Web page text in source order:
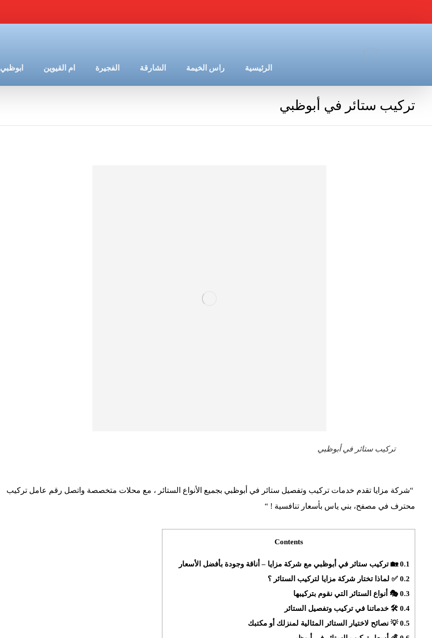
الرئيسية راس الخيمة الشارقة الفجيرة ام القيوين ابوظبي
تركيب ستائر في أبوظبي
تركيب ستائر في أبوظبي
“شركة مزايا تقدم خدمات تركيب وتفصيل ستائر في أبوظبي بجميع الأنواع الستائر ، مع محلات متخصصة واتصل رقم عامل تركيب
محترف في مصفح، بني ياس بأسعار تنافسية ! “
Contents
0.1🏡 تركيب ستائر في أبوظبي مع شركة مزايا – أناقة وجودة بأفضل الأسعار
0.2✅ لماذا تختار شركة مزايا لتركيب الستائر ؟
0.3🎭 أنواع الستائر التي نقوم بتركيبها
0.4🛠️ خدماتنا في تركيب وتفصيل الستائر
0.5💡 نصائح لاختيار الستائر المثالية لمنزلك أو مكتبك